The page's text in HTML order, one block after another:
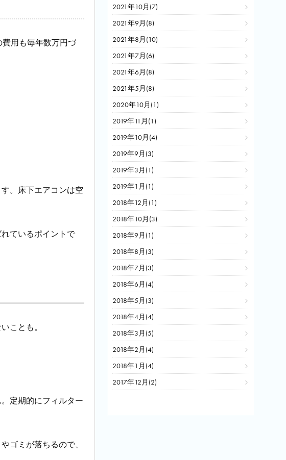
用も毎年数万円づ
。床下エアコンは空
ているポイントで
ことも。
定期的にフィルター
ゴミが落ちるので、
2021年10月(7)
2021年9月(8)
2021年8月(10)
2021年7月(6)
2021年6月(8)
2021年5月(8)
2020年10月(1)
2019年11月(1)
2019年10月(4)
2019年9月(3)
2019年3月(1)
2019年1月(1)
2018年12月(1)
2018年10月(3)
2018年9月(1)
2018年8月(3)
2018年7月(3)
2018年6月(4)
2018年5月(3)
2018年4月(4)
2018年3月(5)
2018年2月(4)
2018年1月(4)
2017年12月(2)